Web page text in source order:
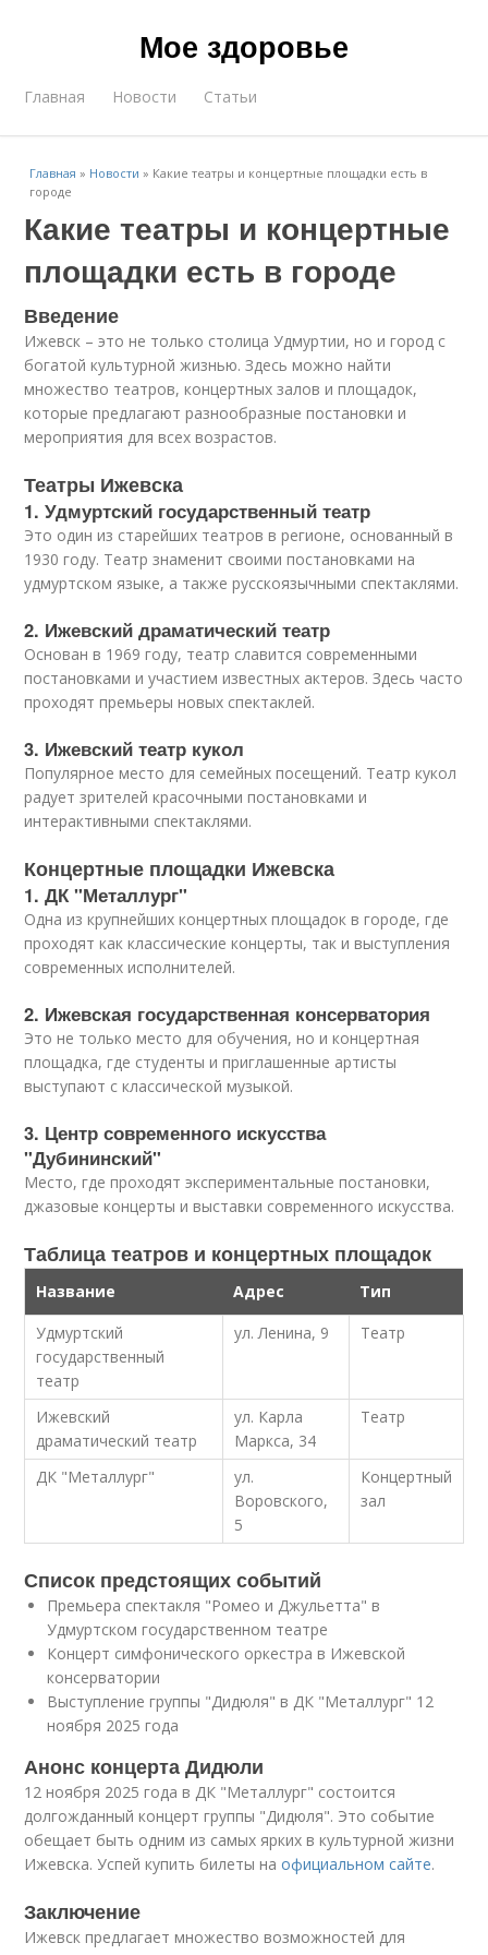
Мое здоровье
Главная Новости Статьи
Главная » Новости » Какие театры и концертные площадки есть в
городе
Какие театры и концертные
площадки есть в городе
Введение
Ижевск – это не только столица Удмуртии, но и город с
богатой культурной жизнью. Здесь можно найти
множество театров, концертных залов и площадок,
которые предлагают разнообразные постановки и
мероприятия для всех возрастов.
Театры Ижевска
1. Удмуртский государственный театр
Это один из старейших театров в регионе, основанный в
1930 году. Театр знаменит своими постановками на
удмуртском языке, а также русскоязычными спектаклями.
2. Ижевский драматический театр
Основан в 1969 году, театр славится современными
постановками и участием известных актеров. Здесь часто
проходят премьеры новых спектаклей.
3. Ижевский театр кукол
Популярное место для семейных посещений. Театр кукол
радует зрителей красочными постановками и
интерактивными спектаклями.
Концертные площадки Ижевска
1. ДК "Металлург"
Одна из крупнейших концертных площадок в городе, где
проходят как классические концерты, так и выступления
современных исполнителей.
2. Ижевская государственная консерватория
Это не только место для обучения, но и концертная
площадка, где студенты и приглашенные артисты
выступают с классической музыкой.
3. Центр современного искусства
"Дубининский"
Место, где проходят экспериментальные постановки,
джазовые концерты и выставки современного искусства.
Таблица театров и концертных площадок
Название Адрес
Тип
Удмуртский
государственный
театр
ул. Ленина, 9 Театр
Ижевский
драматический театр
ул. Карла
Маркса, 34
Театр
ДК "Металлург"
ул.
Воровского,
5
Концертный
зал
Список предстоящих событий
Премьера спектакля "Ромео и Джульетта" в
Удмуртском государственном театре
Концерт симфонического оркестра в Ижевской
консерватории
Выступление группы "Дидюля" в ДК "Металлург" 12
ноября 2025 года
Анонс концерта Дидюли
12 ноября 2025 года в ДК "Металлург" состоится
долгожданный концерт группы "Дидюля". Это событие
обещает быть одним из самых ярких в культурной жизни
Ижевска. Успей купить билеты наофициальном сайте.
Заключение
Ижевск предлагает множество возможностей для